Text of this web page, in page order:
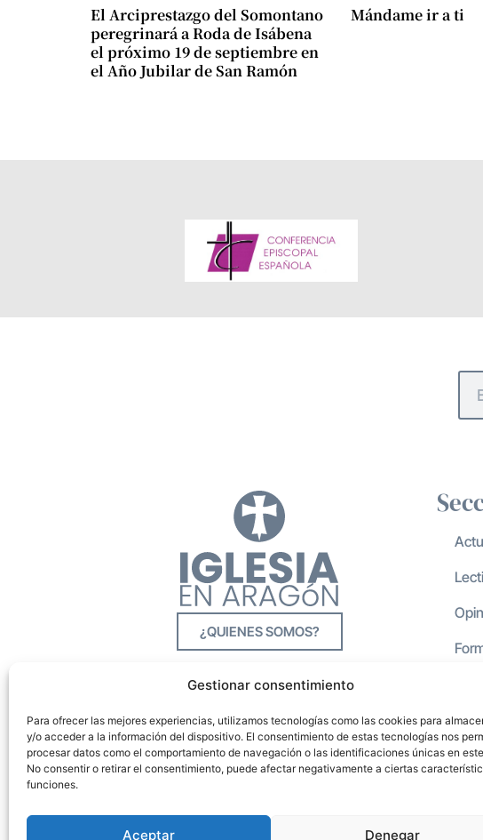
Gestionar consentimiento
Para ofrecer las mejores experiencias, utilizamos tecnologías como las cookies para
y/o acceder a la información del dispositivo. El consentimiento de estas tecnologías nos
procesar datos como el comportamiento de navegación o las identificaciones únicas en
No consentir o retirar el consentimiento, puede afectar negativamente a ciertas
funciones.
Aceptar Denegar
El Arciprestazgo del Somontano
peregrinará a Roda de Isábena
el próximo 19 de septiembre en
el Año Jubilar de San Ramón
Mándame ir a ti
¿QUIENES SOMOS?